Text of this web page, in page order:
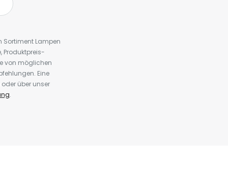
Sortiment Lampen
Produktpreis-
von möglichen
Eine
über unser
.